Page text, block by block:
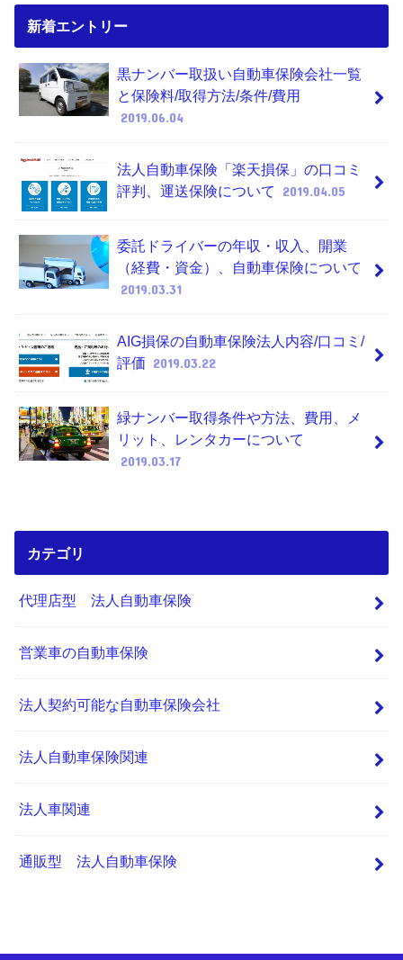
新着エントリー
黒ナンバー取扱い自動車保険会社一覧
と保険料/取得方法/条件/費用
2019.06.04
法人自動車保険「楽天損保」の口コミ
評判、運送保険について
2019.04.05
委託ドライバーの年収・収入、開業
（経費・資金）、自動車保険について
2019.03.31
AIG損保の自動車保険法人内容/口コミ/
評価 2019.03.22
緑ナンバー取得条件や方法、費用、メ
リット、レンタカーについて
2019.03.17
カテゴリ
代理店型 法人自動車保険
営業車の自動車保険
法人契約可能な自動車保険会社
法人自動車保険関連
法人車関連
通販型 法人自動車保険